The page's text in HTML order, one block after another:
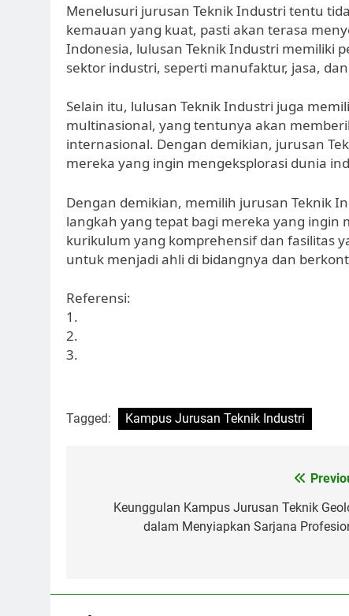
Menelusuri jurusan Teknik Industri tentu
kemauan yang kuat, pasti akan terasa
Indonesia, lulusan Teknik Industri memiliki
sektor industri, seperti manufaktur, jasa,
Selain itu, lulusan Teknik Industri juga
multinasional, yang tentunya akan
internasional. Dengan demikian, jurusan
mereka yang ingin mengeksplorasi dunia
Dengan demikian, memilih jurusan Teknik
langkah yang tepat bagi mereka yang
kurikulum yang komprehensif dan fasilitas
untuk menjadi ahli di bidangnya dan
Referensi:
1.
2.
3.
Tagged: Kampus Jurusan Teknik Industri
navigation
Keunggulan Kampus Jurusan Teknik
dalam Menyiapkan Sarjana